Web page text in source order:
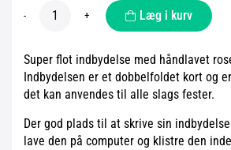
- + Læg i kurv
Super flot indbydelse med håndlavet
Indbydelsen er et dobbelfoldet kort og
det kan anvendes til alle slags fester.
Der god plads til at skrive sin
lave den på computer og klistre den